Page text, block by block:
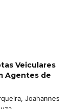
Veiculares
Agentes de
Joahannes